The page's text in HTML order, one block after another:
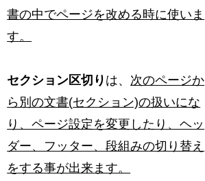
書の中でページを改める時に使いま
す。
セクション区切り は、 次のページか
ら別の文書(セクション)の扱いにな
り、ページ設定を変更したり、ヘッ
ダー、フッター、段組みの切り替え
をする事が出来ます。